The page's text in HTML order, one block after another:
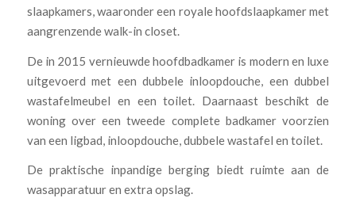
slaapkamers, waaronder een royale hoofdslaapkamer met
aangrenzende walk-in closet.
De in 2015 vernieuwde hoofdbadkamer is modern en luxe
uitgevoerd met een dubbele inloopdouche, een dubbel
wastafelmeubel en een toilet. Daarnaast beschikt de
woning over een tweede complete badkamer voorzien
van een ligbad, inloopdouche, dubbele wastafel en toilet.
De praktische inpandige berging biedt ruimte aan de
wasapparatuur en extra opslag.